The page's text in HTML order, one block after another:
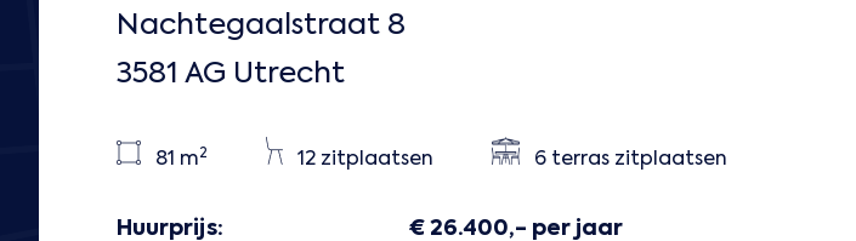
Nachtegaalstraat 8
3581 AG Utrecht
81 m2 12 zitplaatsen 6 terras zitplaatsen
Huurprijs:
€ 26.400,- per jaar